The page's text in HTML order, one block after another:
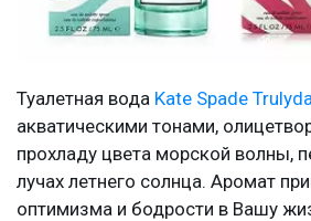
Туалетная вода Kate Spade
акватическими тонами,
прохладу цвета морской волны,
лучах летнего солнца. Аромат
оптимизма и бодрости в Вашу